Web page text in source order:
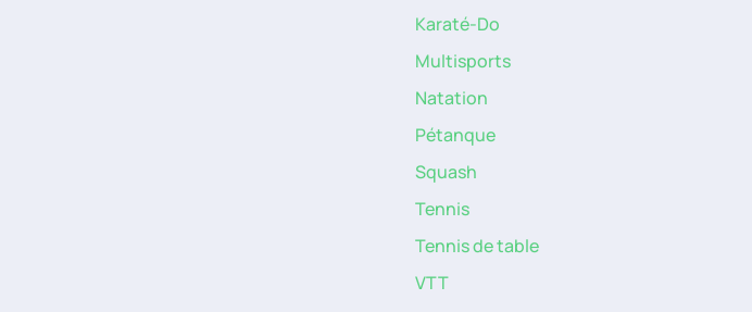
Karaté-Do
Multisports
Natation
Pétanque
Squash
Tennis
Tennis de table
VTT